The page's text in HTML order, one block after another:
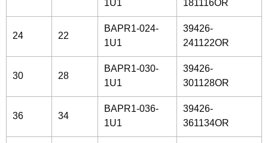
1U1 181116OR
24 22
BAPR1-024-
1U1
39426-
241122OR
30 28
BAPR1-030-
1U1
39426-
301128OR
36 34
BAPR1-036-
1U1
39426-
361134OR